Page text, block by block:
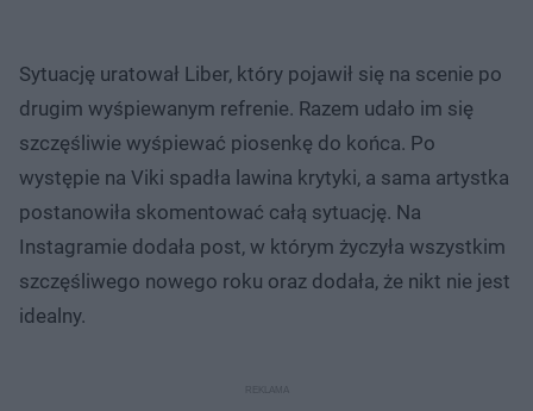
Sytuację uratował Liber, który pojawił się na scenie po
drugim wyśpiewanym refrenie. Razem udało im się
szczęśliwie wyśpiewać piosenkę do końca. Po
występie na Viki spadła lawina krytyki, a sama artystka
postanowiła skomentować całą sytuację. Na
Instagramie dodała post, w którym życzyła wszystkim
szczęśliwego nowego roku oraz dodała, że nikt nie jest
idealny.